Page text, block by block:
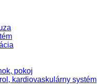
pokoj
kardiovaskulárny systém